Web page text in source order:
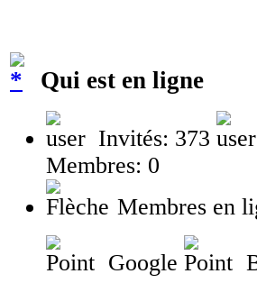
Qui est en ligne
Invités: 373
Membres: 0
Membres en
Google